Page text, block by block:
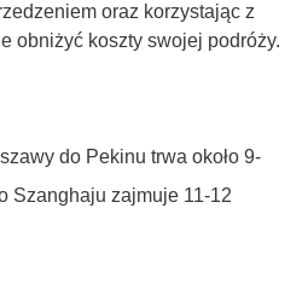
oraz korzystając z
obniżyć koszty swojej podróży.
do Pekinu trwa około 9-
Szanghaju zajmuje 11-12